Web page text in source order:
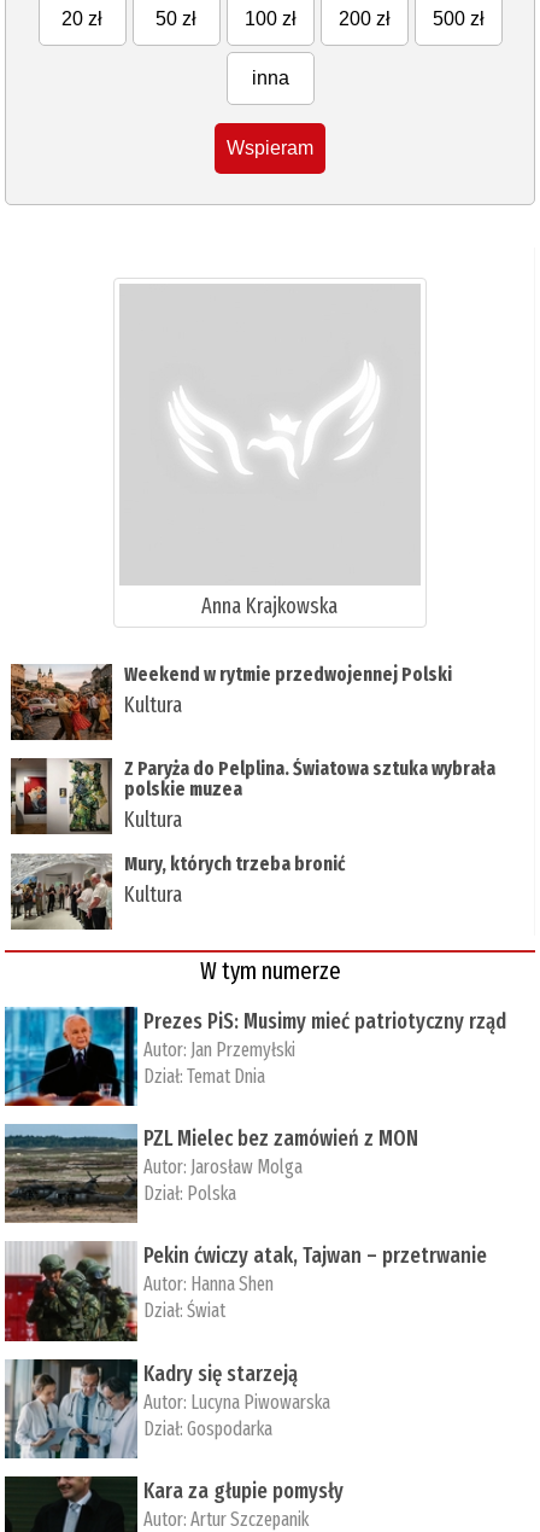
20 zł 50 zł 100 zł 200 zł 500 zł
inna
Wspieram
Anna Krajkowska
Weekend w rytmie przedwojennej Polski
Kultura
Z Paryża do Pelplina. Światowa sztuka wybrała
polskie muzea
Kultura
Mury, których trzeba bronić
Kultura
W tym numerze
Prezes PiS: Musimy mieć patriotyczny rząd
Autor: Jan Przemyłski
Dział:Temat Dnia
PZL Mielec bez zamówień z MON
Autor: Jarosław Molga
Dział: Polska
Pekin ćwiczy atak, Tajwan – przetrwanie
Autor: ­Hanna Shen
Dział:Świat
Kadry się starzeją
Autor: Lucyna Piwowarska
Dział:Gospodarka
Kara za głupie pomysły
Autor:Artur Szczepanik